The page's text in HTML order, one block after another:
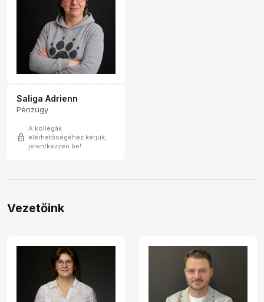
Saliga Adrienn
Pénzügy
lock
A kollégák
elérhetőségéhez kérjük,
jelentkezzen be!
Vezetőink